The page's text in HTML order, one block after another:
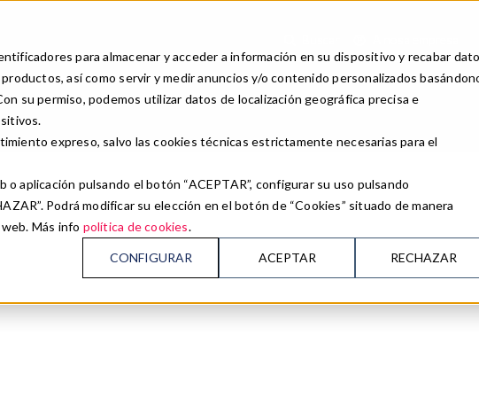
para almacenar y acceder a información en su dispositivo y recabar
así como servir y medir anuncios y/o contenido personalizados
su permiso, podemos utilizar datos de localización geográfica precisa e
expreso, salvo las cookies técnicas estrictamente necesarias para el
aplicación pulsando el botón “ACEPTAR”, configurar su uso pulsando
Podrá modificar su elección en el botón de “Cookies” situado de manera
Más info política de cookies.
CONFIGURAR ACEPTAR RECHAZAR
Gastronomía Caixas Agasallo Ofertas
Experiencias
Todos
Calendario de eventos
Natureza para os sentidos
Spa & Wellness
Celebra o teu evento
Meetings & Events
Business trips
Outras celebracións